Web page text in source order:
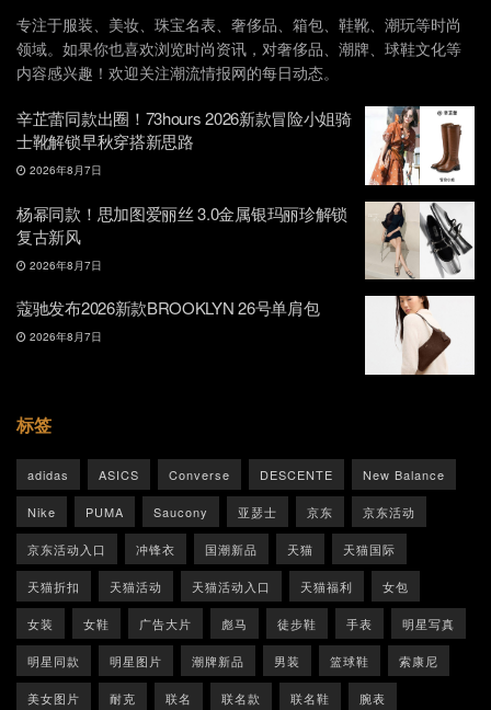
专注于服装、美妆、珠宝名表、奢侈品、箱包、鞋靴、潮玩等时尚
领域。如果你也喜欢浏览时尚资讯，对奢侈品、潮牌、球鞋文化等
内容感兴趣！欢迎关注潮流情报网的每日动态。
辛芷蕾同款出圈！73hours 2026新款冒险小姐骑
士靴解锁早秋穿搭新思路
2026年8月7日
杨幂同款！思加图爱丽丝 3.0金属银玛丽珍解锁
复古新风
2026年8月7日
蔻驰发布2026新款BROOKLYN 26号单肩包
2026年8月7日
标签
adidas ASICS Converse DESCENTE New Balance
Nike PUMA Saucony 亚瑟士 京东 京东活动
京东活动入口 冲锋衣 国潮新品 天猫 天猫国际
天猫折扣 天猫活动 天猫活动入口 天猫福利 女包
女装 女鞋 广告大片 彪马 徒步鞋 手表 明星写真
明星同款 明星图片 潮牌新品 男装 篮球鞋 索康尼
美女图片 耐克 联名 联名款 联名鞋 腕表